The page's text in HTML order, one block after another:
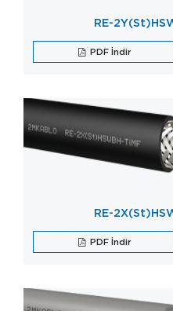
RE-
PDF İndir
RE-
PDF İndir